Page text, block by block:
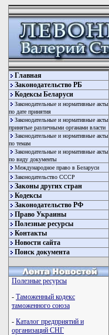
Главная
Законодательство РБ
Кодексы Беларуси
Законодательные и нормативные акты
по дате принятия
Законодательные и нормативные акты
принятые различными органами власти
Законодательные и нормативные акты
по темам
Законодательные и нормативные акты
по виду документы
Международное право в Беларуси
Законодательство СССР
Законы других стран
Кодексы
Законодательство РФ
Право Украины
Полезные ресурсы
Контакты
Новости сайта
Поиск документа
Полезные ресурсы
- Таможенный кодекс
таможенного союза
- Каталог предприятий и
организаций СНГ